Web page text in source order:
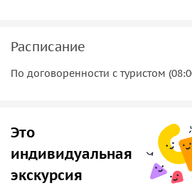
Расписание
По договоренности с туристом
Это
индивидуальная
экскурсия